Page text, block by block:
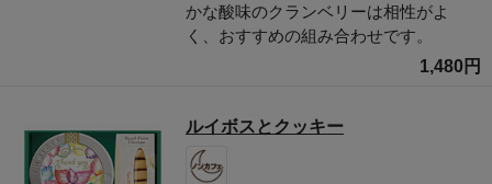
かな酸味のクランベリーは相性がよ
く、おすすめの組み合わせです。
1,480円
ルイボスとクッキー